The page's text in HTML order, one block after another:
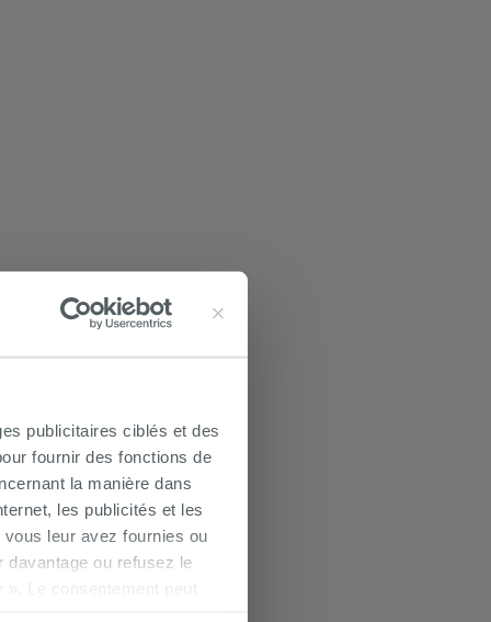
publicitaires ciblés et des
fournir des fonctions de
la manière dans
les publicités et les
leur avez fournies ou
davantage ou refusez le
». Le consentement peut